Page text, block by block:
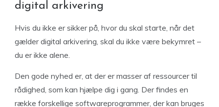
digital arkivering
Hvis du ikke er sikker på, hvor du skal starte, når det
gælder digital arkivering, skal du ikke være bekymret –
du er ikke alene.
Den gode nyhed er, at der er masser af ressourcer til
rådighed, som kan hjælpe dig i gang. Der findes en
række forskellige softwareprogrammer, der kan bruges